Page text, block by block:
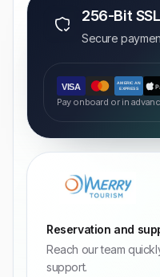
256-Bit
Secure
VISA
AMERICAN
EXPRESS
Pay onboard or in
Reservation and
Reach our team
support.